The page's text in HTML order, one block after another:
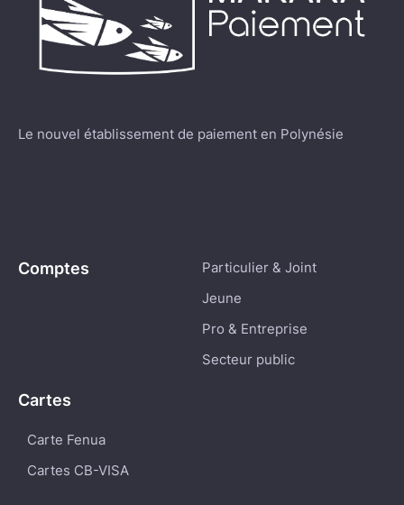
Le nouvel établissement de paiement en Polynésie
Comptes
Particulier & Joint
Jeune
Pro & Entreprise
Secteur public
Cartes
Carte Fenua
Cartes CB-VISA